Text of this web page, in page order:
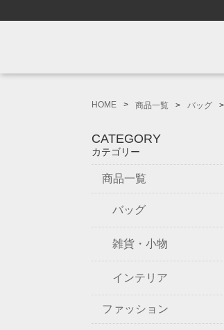
HOME 商品一覧 バッグ
CATEGORY
カテゴリー
商品一覧
バッグ
雑貨・小物
インテリア
ファッション